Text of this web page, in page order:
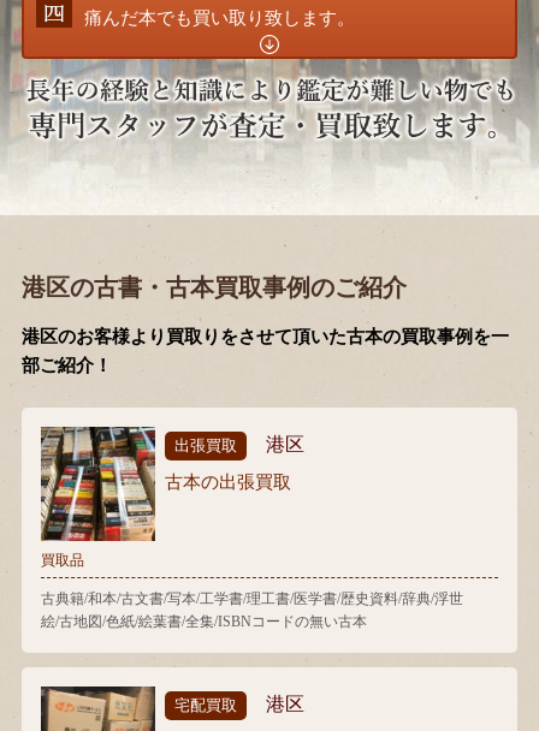
痛んだ本でも買い取り致します。
港区の古書・古本買取事例のご紹介
港区のお客様より買取りをさせて頂いた古本の買取事例を一
部ご紹介！
出張買取 港区
古本の出張買取
買取品
古典籍/和本/古文書/写本/工学書/理工書/医学書/歴史資料/辞典/浮世
絵/古地図/色紙/絵葉書/全集/ISBNコードの無い古本
宅配買取 港区